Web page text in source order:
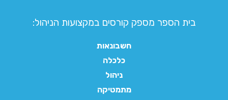
בית הספר מספק קורסים במקצועות הניהול:
חשבונאות
כלכלה
ניהול
מתמטיקה